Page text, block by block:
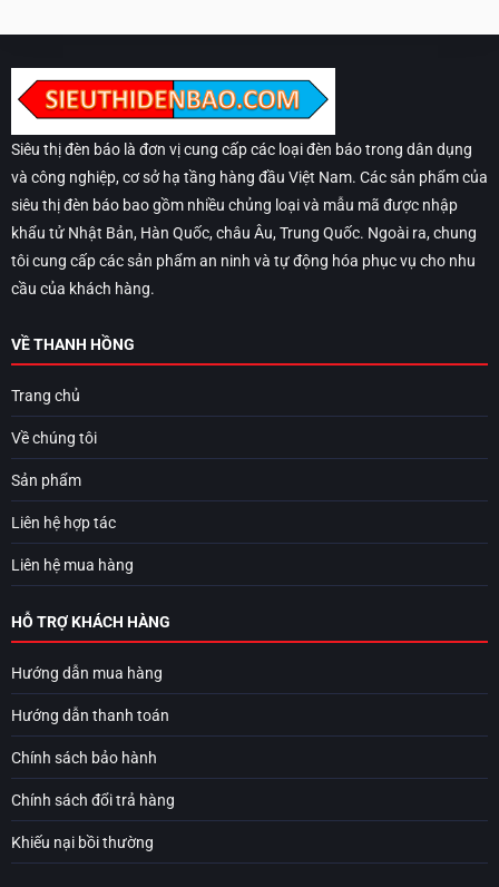
Siêu thị đèn báo là đơn vị cung cấp các loại đèn báo trong dân dụng
và công nghiệp, cơ sở hạ tầng hàng đầu Việt Nam. Các sản phẩm của
siêu thị đèn báo bao gồm nhiều chủng loại và mẫu mã được nhập
khẩu tử Nhật Bản, Hàn Quốc, châu Âu, Trung Quốc. Ngoài ra, chung
tôi cung cấp các sản phẩm an ninh và tự động hóa phục vụ cho nhu
cầu của khách hàng.
VỀ THANH HỒNG
Trang chủ
Về chúng tôi
Sản phẩm
Liên hệ hợp tác
Liên hệ mua hàng
HỖ TRỢ KHÁCH HÀNG
Hướng dẫn mua hàng
Hướng dẫn thanh toán
Chính sách bảo hành
Chính sách đổi trả hàng
Khiếu nại bồi thường